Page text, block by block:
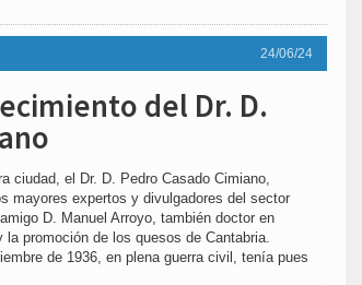
24/06/24
del Dr. D.
ciudad, el Dr. D. Pedro Casado Cimiano,
mayores expertos y divulgadores del sector
D. Manuel Arroyo, también doctor en
promoción de los quesos de Cantabria.
de 1936, en plena guerra civil, tenía pues